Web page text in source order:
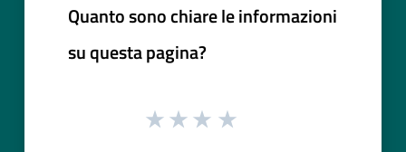
Quanto sono chiare le informazioni
su questa pagina?